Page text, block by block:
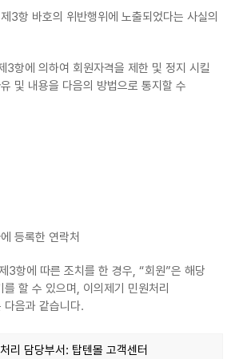
3항 바호의 위반행위에 노출되었다는 사실의
3항에 의하여 회원자격을 제한 및 정지 시킬
및 내용을 다음의 방법으로 통지할 수
등록한 연락처
3항에 따른 조치를 한 경우, “회원”은 해당
할 수 있으며, 이의제기 민원처리
다음과 같습니다.
리 담당부서: 탑텐몰 고객센터